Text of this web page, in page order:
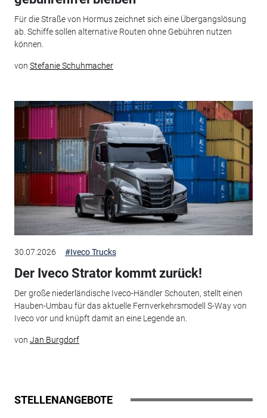
Für die Straße von Hormus zeichnet sich eine Übergangslösung
ab. Schiffe sollen alternative Routen ohne Gebühren nutzen
können.
von Stefanie Schuhmacher
30.07.2026 #Iveco Trucks
Der Iveco Strator kommt zurück!
Der große niederländische Iveco-Händler Schouten, stellt einen
Hauben-Umbau für das aktuelle Fernverkehrsmodell S-Way von
Iveco vor und knüpft damit an eine Legende an.
von Jan Burgdorf
STELLENANGEBOTE